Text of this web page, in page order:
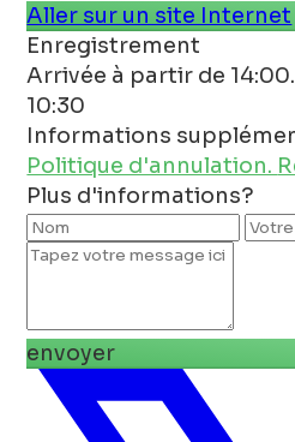
Aller sur un site Internet
Enregistrement
Arrivée à partir de
10:30
Informations
Politique d'annulation.
Plus d'informations?
envoyer